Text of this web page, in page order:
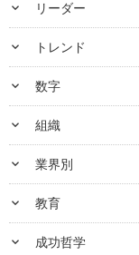
keyboard_arrow_down リーダー
keyboard_arrow_down トレンド
keyboard_arrow_down 数字
keyboard_arrow_down 組織
keyboard_arrow_down 業界別
keyboard_arrow_down 教育
keyboard_arrow_down 成功哲学